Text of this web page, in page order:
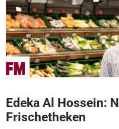
Edeka Al Hossein:
Frischetheken